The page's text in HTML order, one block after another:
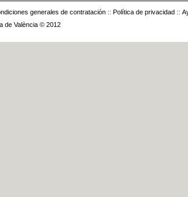
generales de contratación :: Política de privacidad ::
de València © 2012